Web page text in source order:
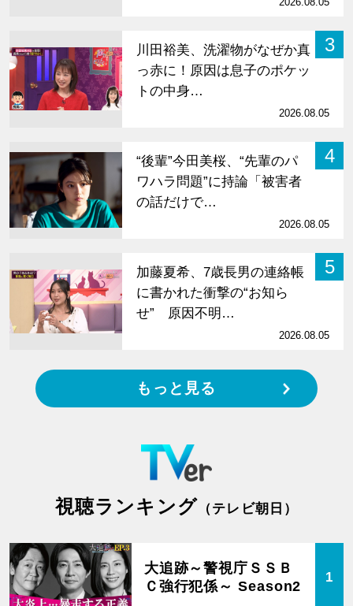
3
川田裕美、洗濯物がなぜか真
っ赤に！原因は息子のポケッ
トの中身…
2026.08.05
4
“後輩”今田美桜、“先輩のパ
ワハラ問題”に持論「被害者
の話だけで…
2026.08.05
5
加藤夏希、7歳長男の連絡帳
に書かれた衝撃の“お知ら
せ” 原因不明…
2026.08.05
もっと見る
視聴ランキング （テレビ朝日）
大追跡～警視庁ＳＳＢ
Ｃ強行犯係～ Season2
1